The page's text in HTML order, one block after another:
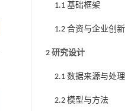
1.1 基础框架
1.2 合资与企业创新
2 研究设计
2.1 数据来源与处理
2.2 模型与方法